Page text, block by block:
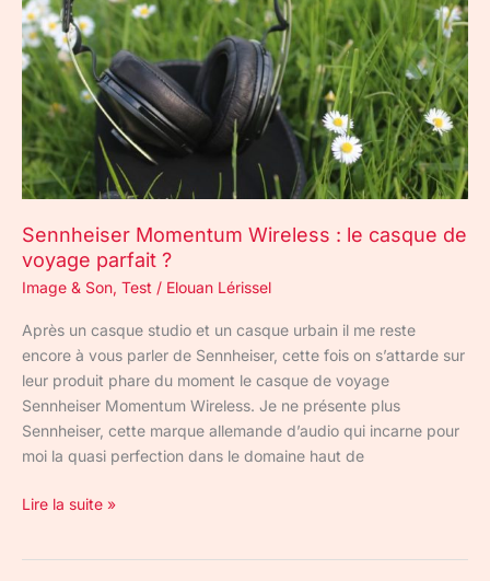
Sennheiser Momentum Wireless : le casque de
voyage parfait ?
Image & Son, Test / Elouan Lérissel
Après un casque studio et un casque urbain il me reste
encore à vous parler de Sennheiser, cette fois on s’attarde sur
leur produit phare du moment le casque de voyage
Sennheiser Momentum Wireless. Je ne présente plus
Sennheiser, cette marque allemande d’audio qui incarne pour
moi la quasi perfection dans le domaine haut de
le
casque
de
voyage
parfait
Lire la suite »